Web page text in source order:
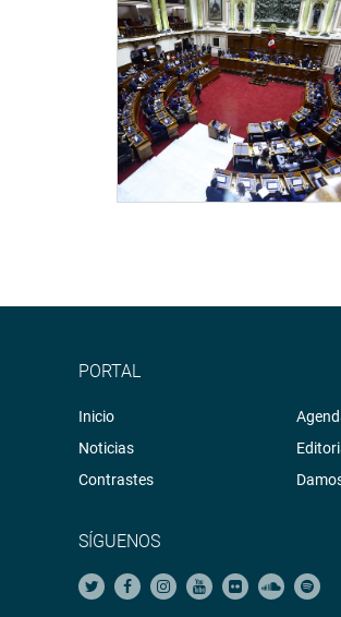
PORTAL
Inicio
Noticias
Contrastes
SÍGUENOS